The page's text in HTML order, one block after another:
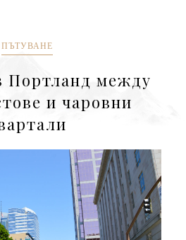
ПЪТУВАНЕ
Портланд между
и чаровни